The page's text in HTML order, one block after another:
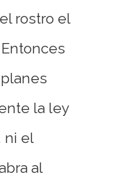
rostro el
Entonces
la ley
ni el
al